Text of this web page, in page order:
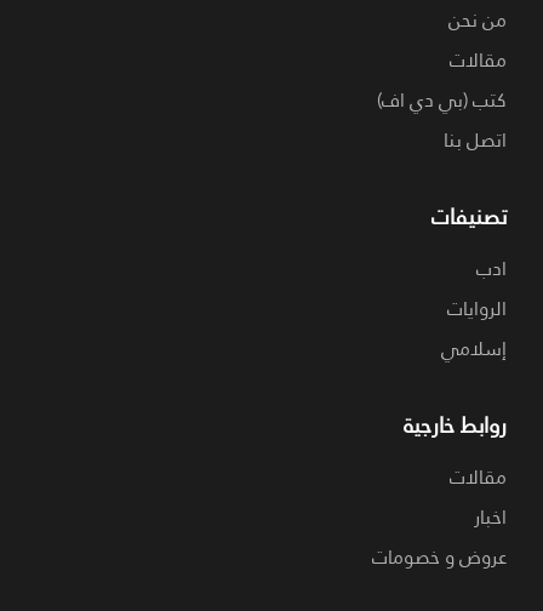
من نحن
مقالات
كتب (بي دي اف)
اتصل بنا
تصنيفات
ادب
الروايات
إسلامي
روابط خارجية
مقالات
اخبار
عروض و خصومات